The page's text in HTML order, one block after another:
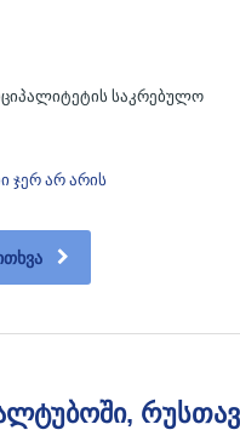
საკრებულო
ჯერ არ არის